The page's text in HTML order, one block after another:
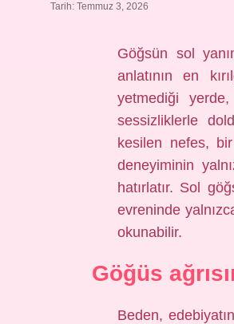
Tarih: Temmuz 3, 2026
Göğsün sol
anlatının en
yetmediği
sessizliklerle
kesilen nefes,
deneyiminin
hatırlatır. Sol
evreninde
okunabilir.
Göğüs
Beden,